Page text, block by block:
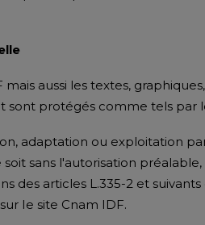
aussi les textes,
sont protégés comme tels
adaptation ou exploitation
sans l'autorisation
des articles L.335-2 et
Ie site Cnam IDF.